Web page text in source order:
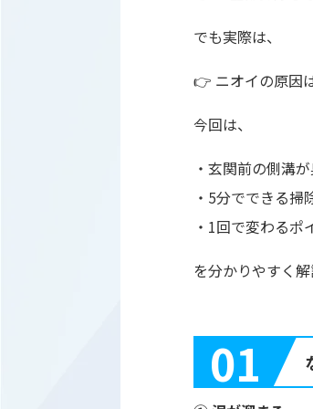
でも実際は、
👉 ニオイの原因
今回は、
・玄関前の側溝
・5分でできる掃
・1回で変わるポ
を分かりやすく解
01